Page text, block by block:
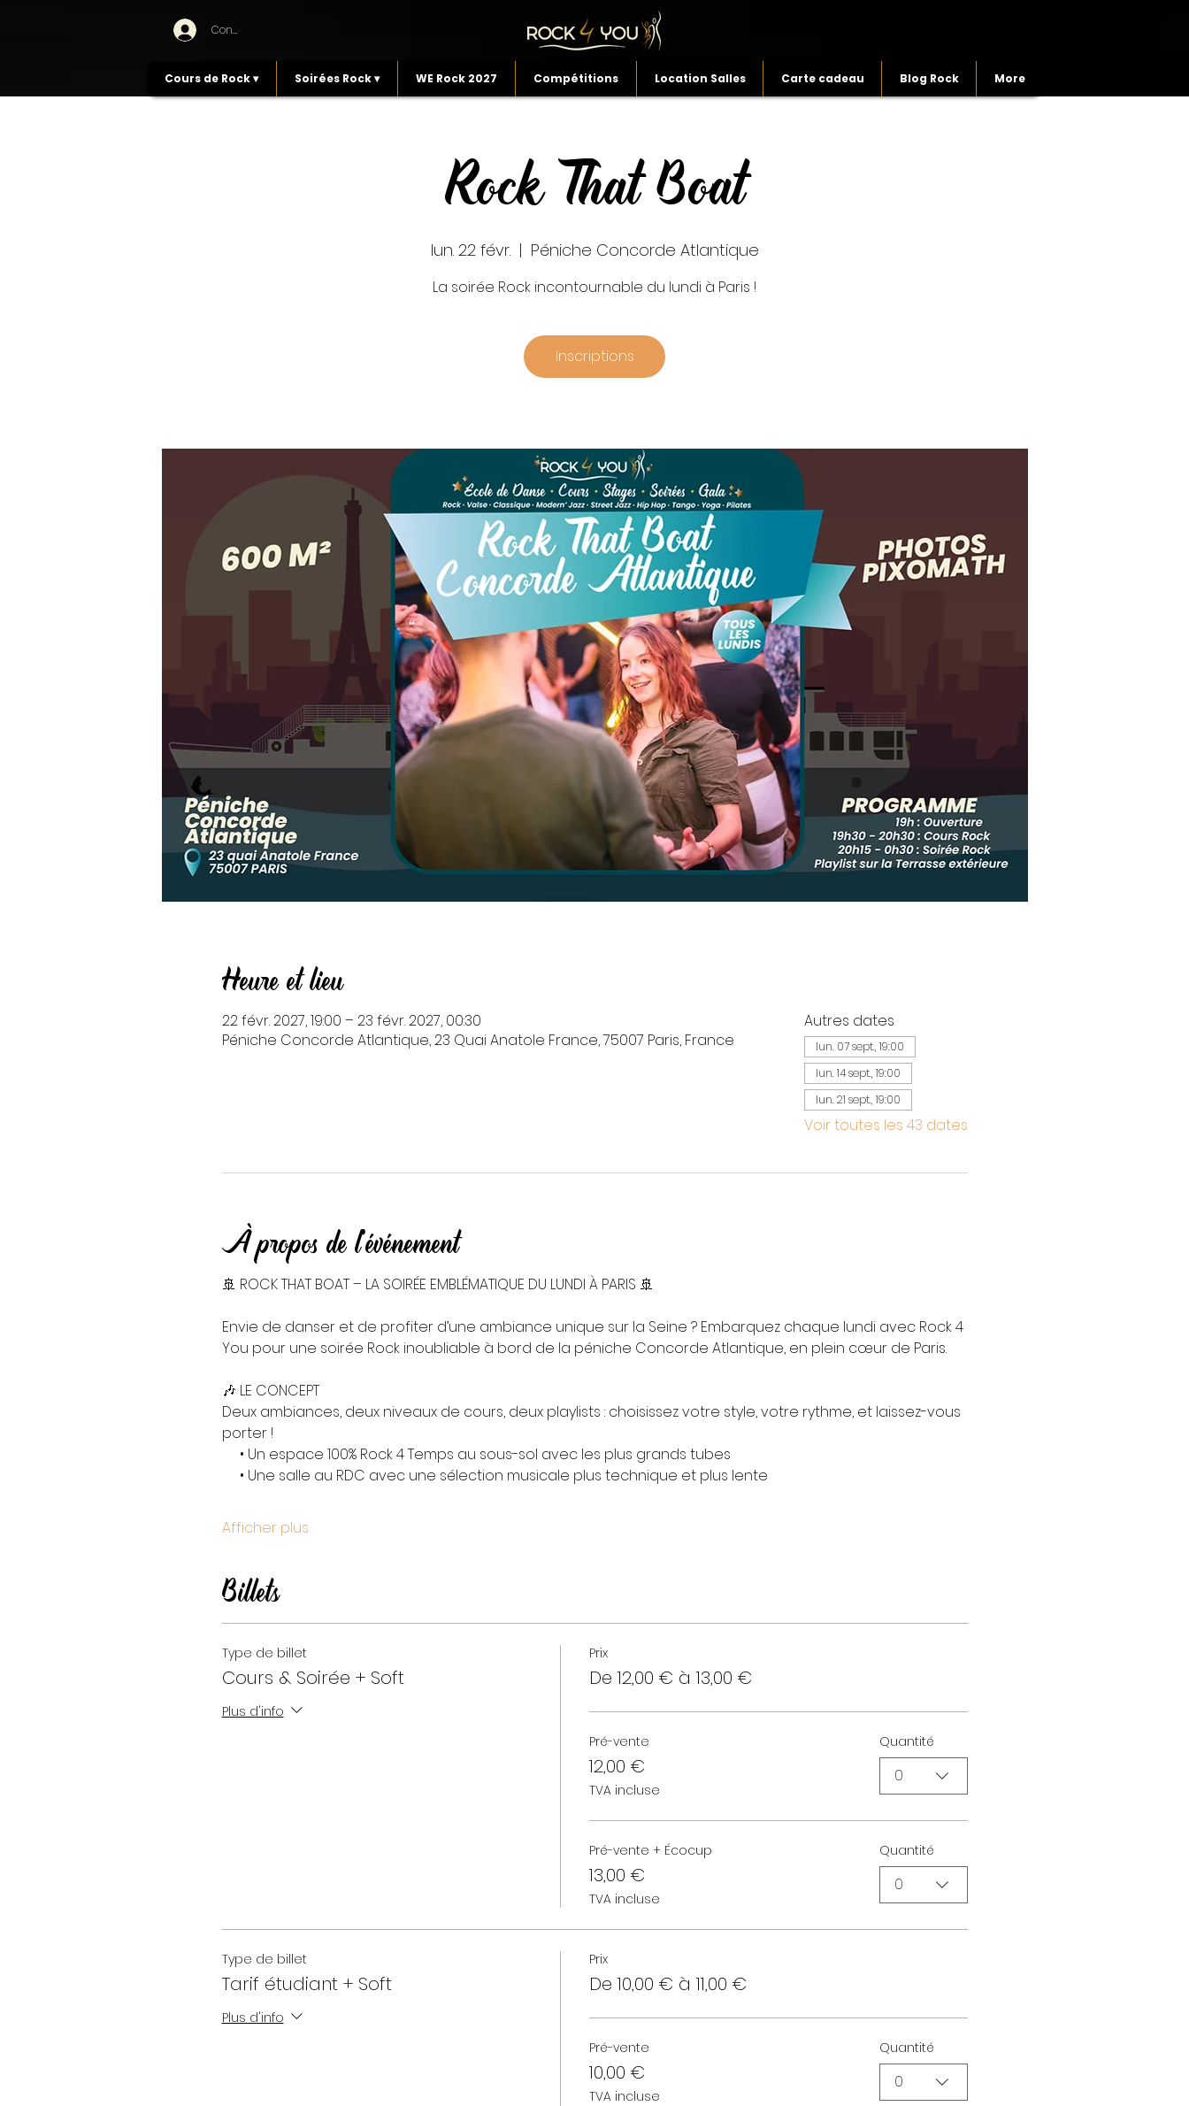
Connexion
Cours de Rock ▾ Soirées Rock ▾ WE Rock 2027 Compétitions Location Salles Carte cadeau Blog Rock More
Rock That Boat
lun. 22 févr.
  |
Péniche Concorde Atlantique
La soirée Rock incontournable du lundi à Paris !
Inscriptions
Heure et lieu
22 févr. 2027, 19:00 – 23 févr. 2027, 00:30
Péniche Concorde Atlantique, 23 Quai Anatole France, 75007 Paris, France
Autres dates
lun. 07 sept., 19:00
lun. 14 sept., 19:00
lun. 21 sept., 19:00
Voir toutes les 43 dates
À propos de l'événement
🚢 ROCK THAT BOAT – LA SOIRÉE EMBLÉMATIQUE DU LUNDI À PARIS 🚢
Envie de danser et de profiter d’une ambiance unique sur la Seine ? Embarquez chaque lundi avec Rock 4
You pour une soirée Rock inoubliable à bord de la péniche Concorde Atlantique, en plein cœur de Paris.
🎶 LE CONCEPT
Deux ambiances, deux niveaux de cours, deux playlists : choisissez votre style, votre rythme, et laissez-vous
porter !
• Un espace 100% Rock 4 Temps au sous-sol avec les plus grands tubes
• Une salle au RDC avec une sélection musicale plus technique et plus lente
Afficher plus
Billets
Type de billet
Cours & Soirée + Soft
Plus d'info
Prix
De 12,00 € à 13,00 €
Pré-vente
12,00 €
TVA incluse
Quantité
0
Pré-vente + Écocup
13,00 €
TVA incluse
Quantité
0
Type de billet
Tarif étudiant + Soft
Plus d'info
Prix
De 10,00 € à 11,00 €
Pré-vente
10,00 €
TVA incluse
Quantité
0